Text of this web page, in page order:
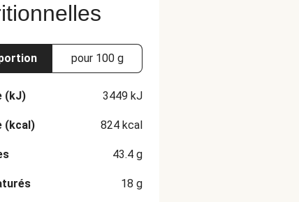
pour 100 g
(kJ) 3449 kJ
(kcal) 824 kcal
43.4 g
18 g